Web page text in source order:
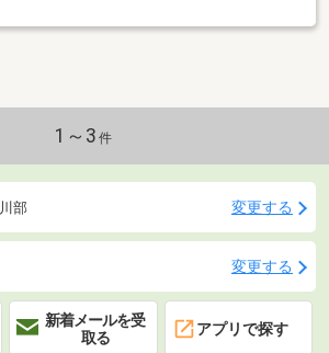
1～3 件
部 変更する
変更する
新着メールを受
取る
アプリで探す